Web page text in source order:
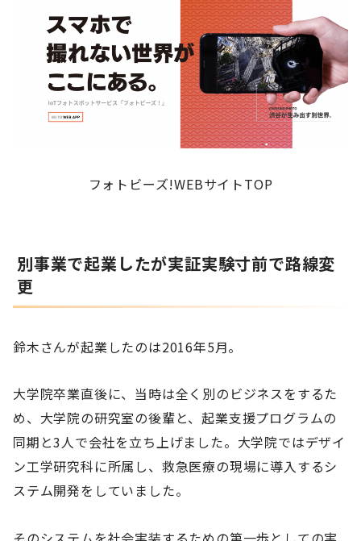
フォトビーズ!WEBサイトTOP
別事業で起業したが実証実験寸前で路線変
更
鈴木さんが起業したのは2016年5月。
大学院卒業直後に、当時は全く別のビジネスをするた
め、大学院の研究室の後輩と、起業支援プログラムの
同期と3人で会社を立ち上げました。大学院ではデザイ
ン工学研究科に所属し、救急医療の現場に導入するシ
ステム開発をしていました。